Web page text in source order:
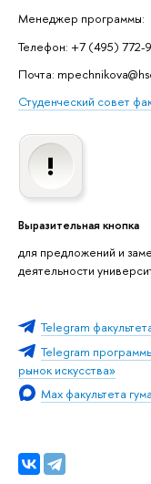
Менеджер программы:
Телефон: +7 (495) 772-
Почта:
Студенческий совет
Выразительная кнопка
для предложений и
деятельности
Telegram
Telegram
рынок искусства»
Max факультета